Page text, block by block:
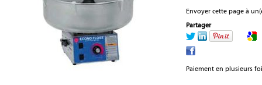
Envoyer cette page à
Partager
Paiement en plusieurs